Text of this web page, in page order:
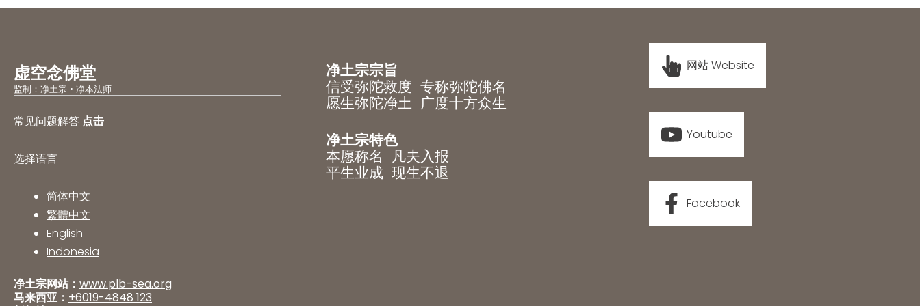
虚空念佛堂
监制：净土宗 • 净本法师
常见问题解答 点击
选择语言
简体中文
繁體中文
English
Indonesia
净土宗网站： www.plb-sea.org
马来西亚： +6019-4848 123
净土宗宗旨
信受弥陀救度 专称弥陀佛名
愿生弥陀净土 广度十方众生
净土宗特色
本愿称名 凡夫入报
平生业成 现生不退
网站 Website
Youtube
Facebook